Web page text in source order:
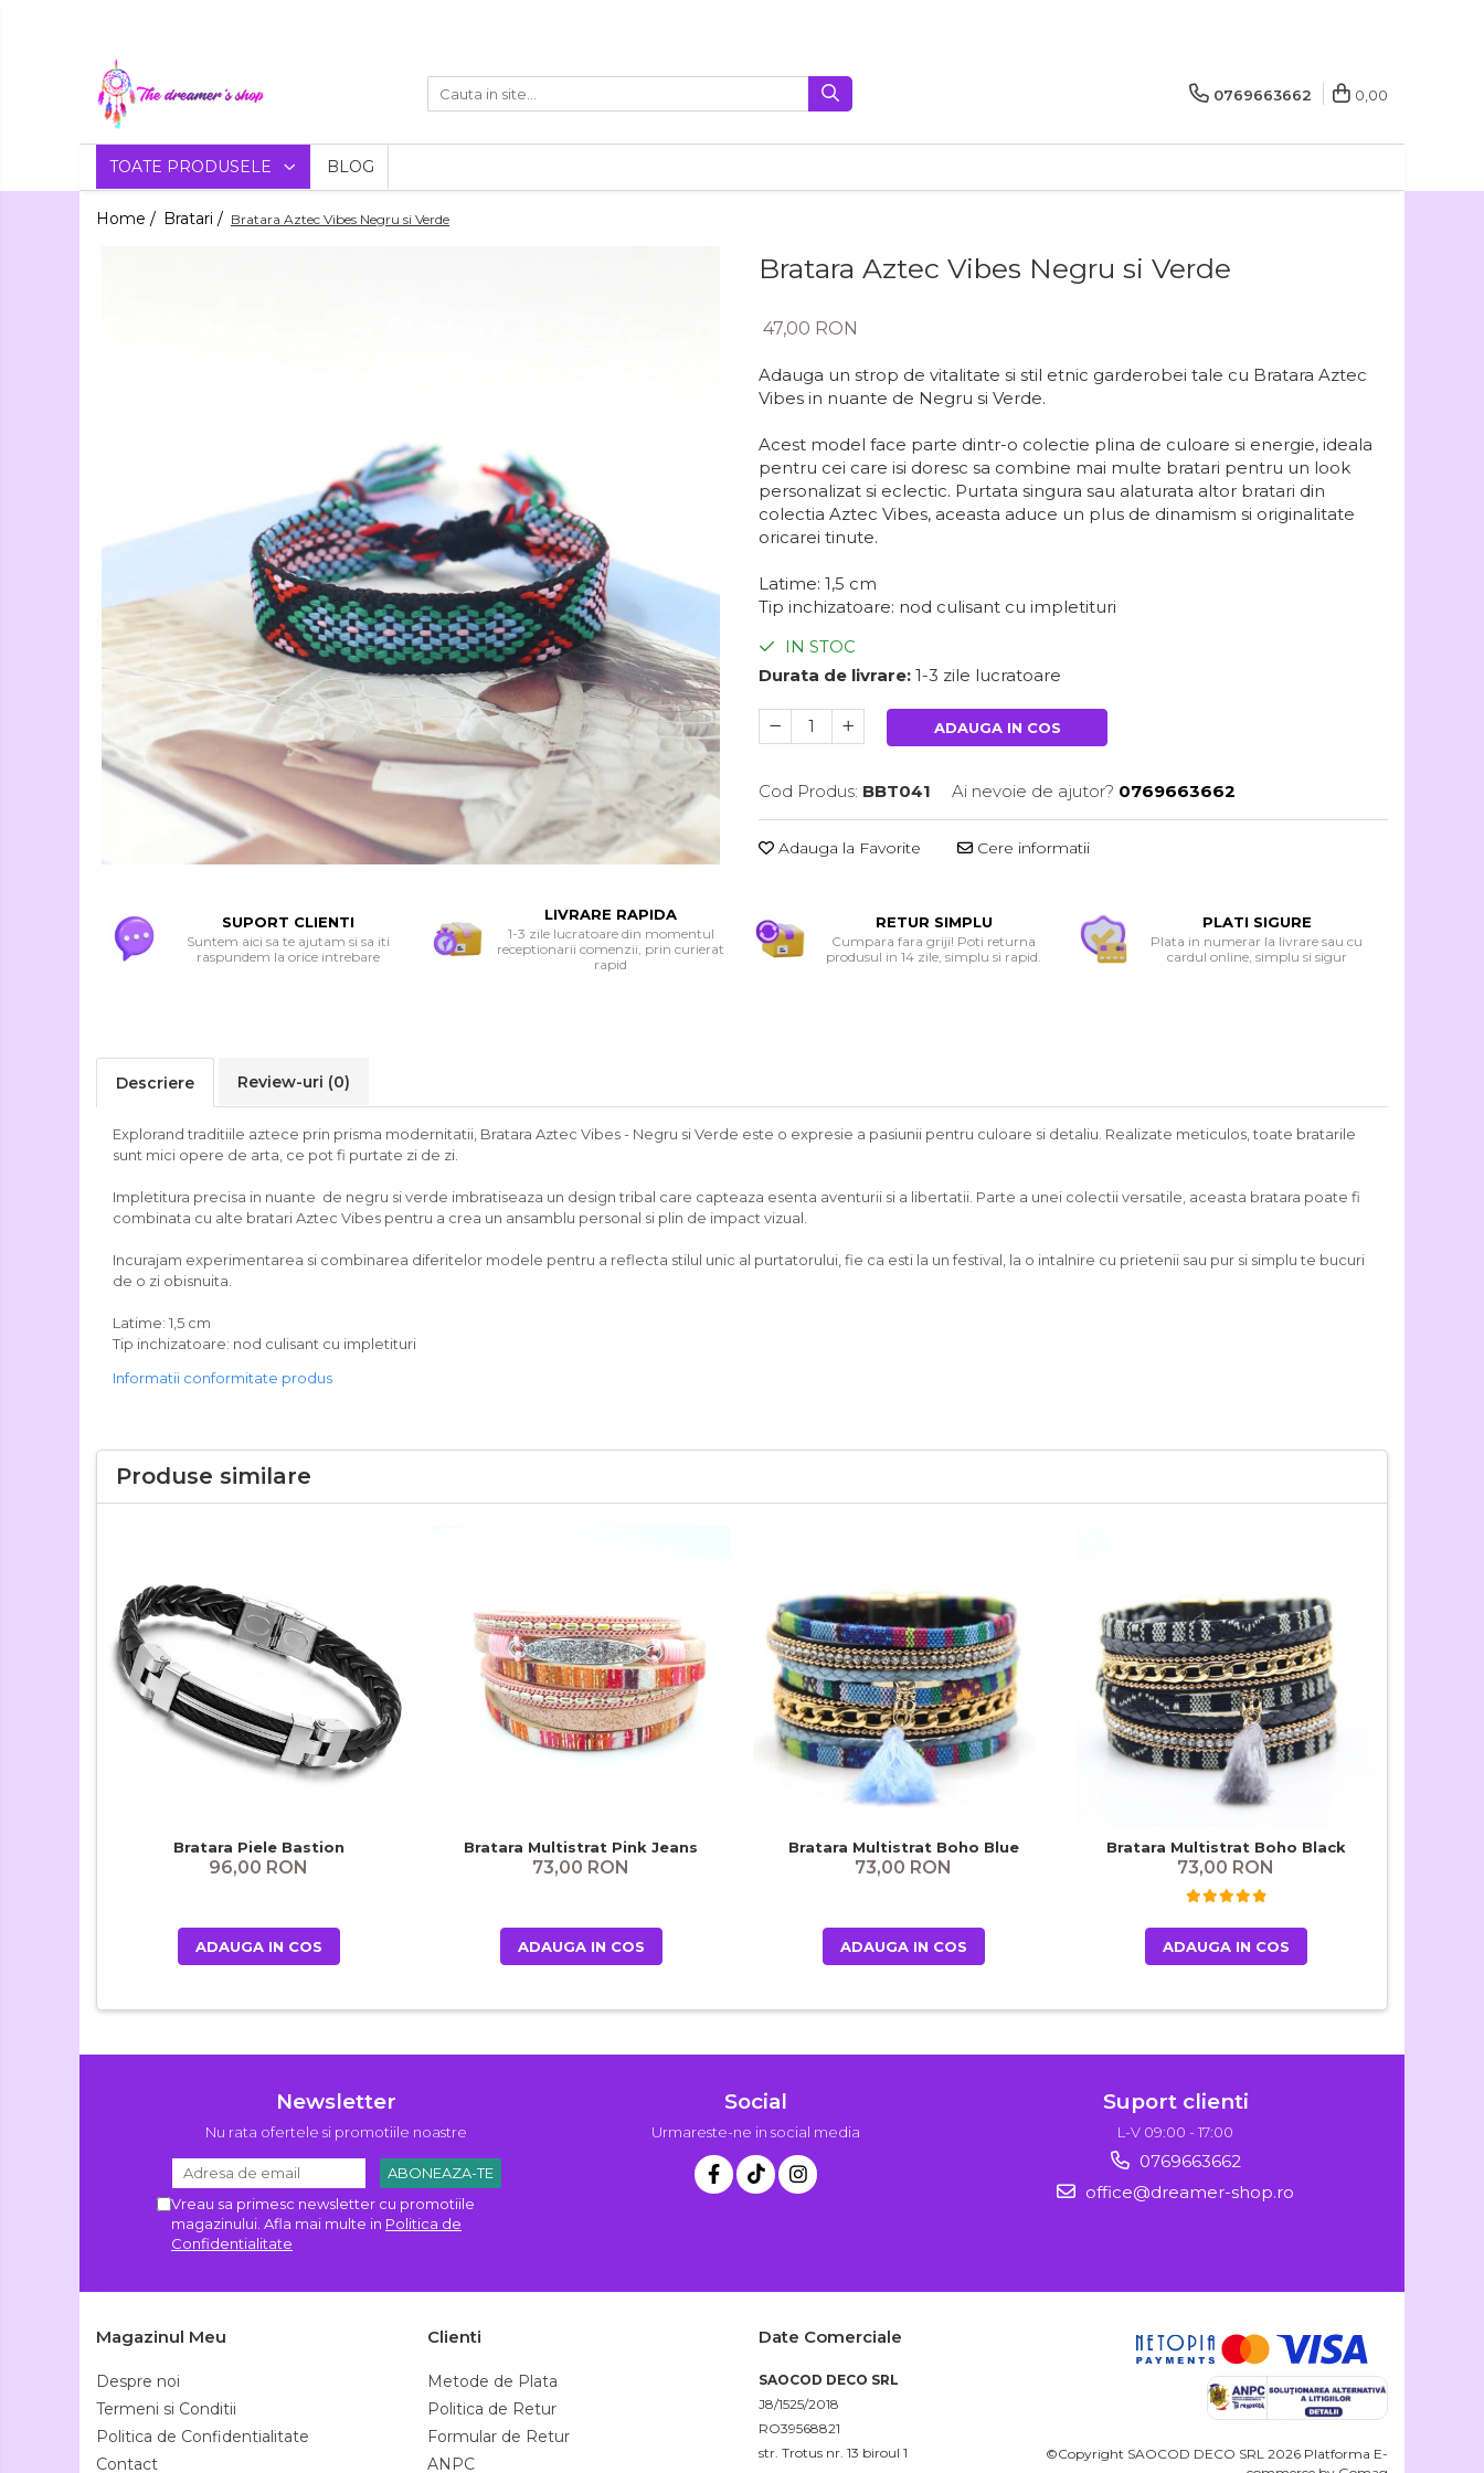
Toate Produsele
Dreamcatchers
Traditionale
Pentru masina
Decoratiuni
Aztece
Bratari
0769663662 0,00
TOATE PRODUSELE BLOG
Home / Bratari / Bratara Aztec Vibes Negru si Verde
Bratara Aztec Vibes Negru si Verde
47,00 RON
Adauga un strop de vitalitate si stil etnic garderobei tale cu Bratara Aztec
Vibes in nuante de Negru si Verde.
Acest model face parte dintr-o colectie plina de culoare si energie, ideala
pentru cei care isi doresc sa combine mai multe bratari pentru un look
personalizat si eclectic. Purtata singura sau alaturata altor bratari din
colectia Aztec Vibes, aceasta aduce un plus de dinamism si originalitate
oricarei tinute.
Latime: 1,5 cm
Tip inchizatoare: nod culisant cu impletituri
IN STOC
Durata de livrare: 1-3 zile lucratoare
ADAUGA IN COS
Cod Produs: BBT041 Ai nevoie de ajutor? 0769663662
Adauga la Favorite Cere informatii
SUPORT CLIENTI
Suntem aici sa te ajutam si sa iti
raspundem la orice intrebare
LIVRARE RAPIDA
1-3 zile lucratoare din momentul
receptionarii comenzii, prin curierat
rapid
RETUR SIMPLU
Cumpara fara griji! Poti returna
produsul in 14 zile, simplu si rapid.
PLATI SIGURE
Plata in numerar la livrare sau cu
cardul online, simplu si sigur
Descriere Review-uri (0)
Explorand traditiile aztece prin prisma modernitatii, Bratara Aztec Vibes - Negru si Verde este o expresie a pasiunii pentru culoare si detaliu. Realizate meticulos, toate bratarile
sunt mici opere de arta, ce pot fi purtate zi de zi.
Impletitura precisa in nuante de negru si verde imbratiseaza un design tribal care capteaza esenta aventurii si a libertatii. Parte a unei colectii versatile, aceasta bratara poate fi
combinata cu alte bratari Aztec Vibes pentru a crea un ansamblu personal si plin de impact vizual.
Incurajam experimentarea si combinarea diferitelor modele pentru a reflecta stilul unic al purtatorului, fie ca esti la un festival, la o intalnire cu prietenii sau pur si simplu te bucuri
de o zi obisnuita.
Latime: 1,5 cm
Tip inchizatoare: nod culisant cu impletituri
Informatii conformitate produs
Produse similare
Bratara Piele Bastion
96,00 RON
ADAUGA IN COS
Bratara Multistrat Pink Jeans
73,00 RON
ADAUGA IN COS
Bratara Multistrat Boho Blue
73,00 RON
ADAUGA IN COS
Bratara Multistrat Boho Black
73,00 RON
ADAUGA IN COS
Newsletter
Nu rata ofertele si promotiile noastre
Vreau sa primesc newsletter cu promotiile
magazinului. Afla mai multe in Politica de
Confidentialitate
Social
Urmareste-ne in social media
Suport clienti
L-V 09:00 - 17:00
0769663662
office@dreamer-shop.ro
Magazinul Meu
Despre noi
Termeni si Conditii
Politica de Confidentialitate
Contact
Clienti
Metode de Plata
Politica de Retur
Formular de Retur
ANPC
Date Comerciale
SAOCOD DECO SRL
J8/1525/2018
RO39568821
str. Trotus nr. 13 biroul 1
©Copyright SAOCOD DECO SRL 2026 Platforma E-